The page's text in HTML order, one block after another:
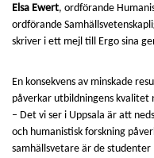
Elsa Ewert, ordförande
ordförande
skriver i ett mejl till Ergo sina
En konsekvens av minskade
påverkar utbildningens kvalitet
– Det vi ser i Uppsala är att
och humanistisk forskning
samhällsvetare är de